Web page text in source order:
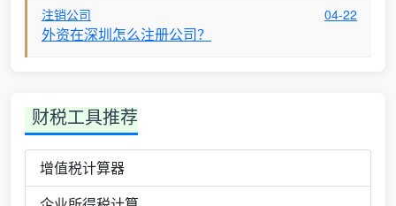
注销公司 04-22
外资在深圳怎么注册公司？
财税工具推荐
增值税计算器